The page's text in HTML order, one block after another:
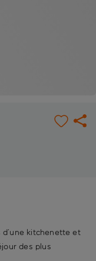
kitchenette et
des plus